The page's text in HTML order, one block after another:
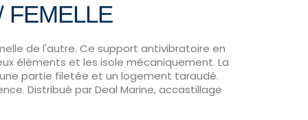
FEMELLE
de l'autre. Ce support antivibratoire en
éléments et les isole mécaniquement. La
partie filetée et un logement taraudé.
Distribué par Deal Marine, accastillage